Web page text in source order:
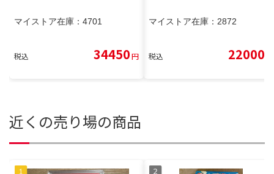
マイストア在庫： 4701
税込 34450円
マイストア在庫： 2872
税込 22000
近くの売り場の商品